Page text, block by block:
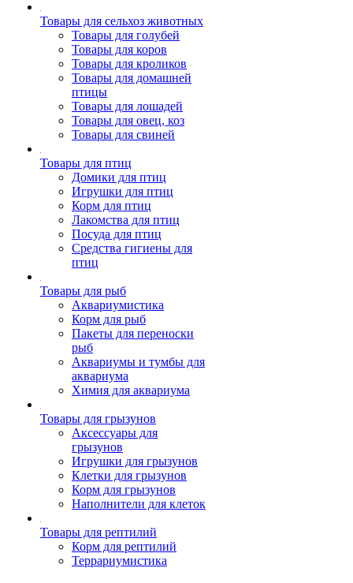
Товары для сельхоз животных
Товары для голубей
Товары для коров
Товары для кроликов
Товары для домашней
птицы
Товары для лошадей
Товары для овец, коз
Товары для свиней
Товары для птиц
Домики для птиц
Игрушки для птиц
Корм для птиц
Лакомства для птиц
Посуда для птиц
Средства гигиены для
птиц
Товары для рыб
Аквариумистика
Корм для рыб
Пакеты для переноски
рыб
Аквариумы и тумбы для
аквариума
Химия для аквариума
Товары для грызунов
Аксессуары для
грызунов
Игрушки для грызунов
Клетки для грызунов
Корм для грызунов
Наполнители для клеток
Товары для рептилий
Корм для рептилий
Террариумистика